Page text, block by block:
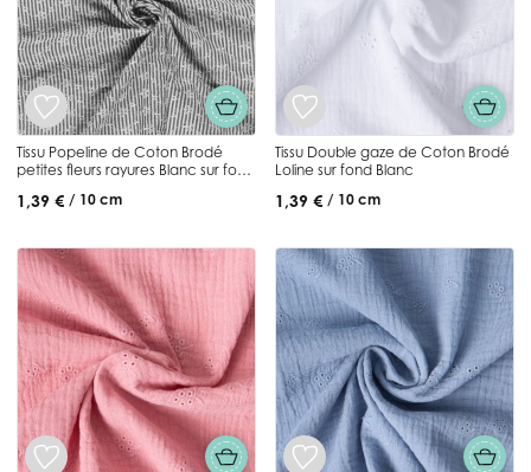
Tissu Popeline de Coton Brodé
petites fleurs rayures Blanc sur fond
1,39 € / 10 cm
Tissu Double gaze de Coton Brodé
Loline sur fond Blanc
1,39 € / 10 cm